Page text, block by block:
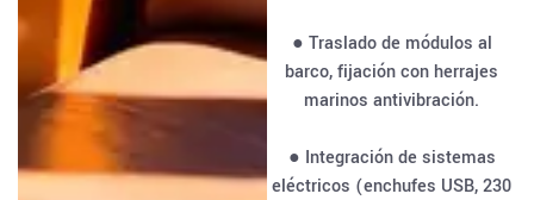
● Traslado de módulos al
barco, fijación con herrajes
marinos antivibración.
● Integración de sistemas
eléctricos (enchufes USB, 230